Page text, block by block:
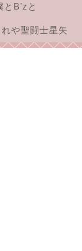
とB’zと
や聖闘士星矢